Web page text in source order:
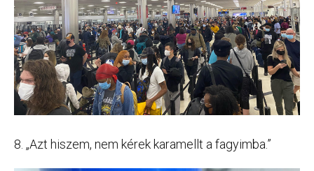
8. „Azt hiszem, nem kérek karamellt a fagyimba.”